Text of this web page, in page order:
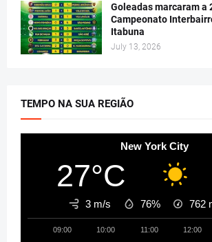
Goleadas marcaram a
Campeonato
Itabuna
July 13, 2026
TEMPO NA SUA REGIÃO
New York City
27°C
3 m/s 76% 762
09:00 10:00 11:00 12:00